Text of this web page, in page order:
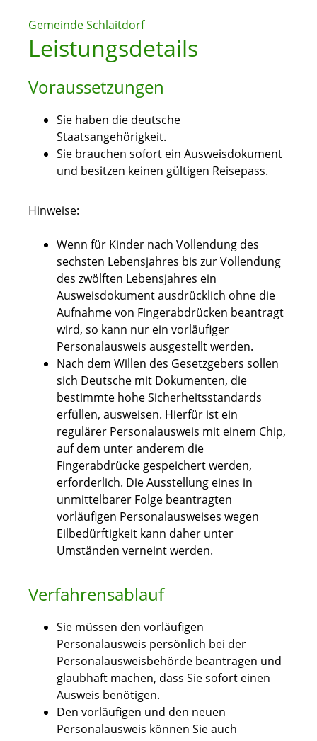
Gemeinde Schlaitdorf
Leistungsdetails
Voraussetzungen
Sie haben die deutsche
Staatsangehörigkeit.
Sie brauchen sofort ein Ausweisdokument
und besitzen keinen gültigen Reisepass.
Hinweise:
Wenn für Kinder nach Vollendung des
sechsten Lebensjahres bis zur Vollendung
des zwölften Lebensjahres ein
Ausweisdokument ausdrücklich ohne die
Aufnahme von Fingerabdrücken beantragt
wird, so kann nur ein vorläufiger
Personalausweis ausgestellt werden.
Nach dem Willen des Gesetzgebers sollen
sich Deutsche mit Dokumenten, die
bestimmte hohe Sicherheitsstandards
erfüllen, ausweisen. Hierfür ist ein
regulärer Personalausweis mit einem Chip,
auf dem unter anderem die
Fingerabdrücke gespeichert werden,
erforderlich. Die Ausstellung eines in
unmittelbarer Folge beantragten
vorläufigen Personalausweises wegen
Eilbedürftigkeit kann daher unter
Umständen verneint werden.
Verfahrensablauf
Sie müssen den vorläufigen
Personalausweis persönlich bei der
Personalausweisbehörde beantragen und
glaubhaft machen, dass Sie sofort einen
Ausweis benötigen.
Den vorläufigen und den neuen
Personalausweis können Sie auch